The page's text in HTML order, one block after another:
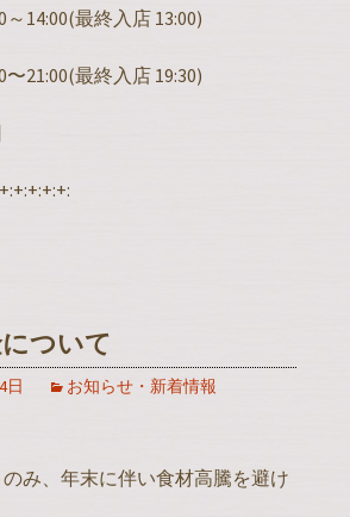
～14:00(最終入店 13:00)
〜21:00(最終入店 19:30)
ついて
日 お知らせ・新着情報
み、年末に伴い食材高騰を避け